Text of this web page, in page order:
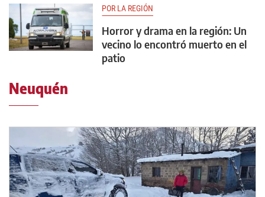
POR LA REGIÓN
Horror y drama en la región: Un
vecino lo encontró muerto en el
patio
Neuquén